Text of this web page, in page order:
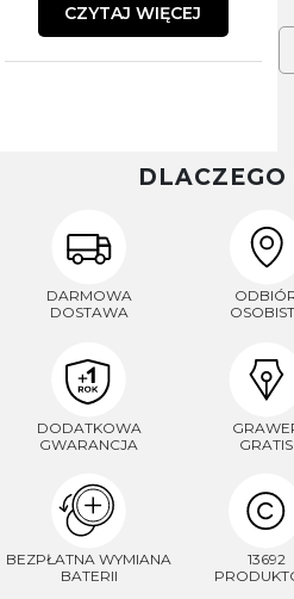
CZYTAJ WIĘCEJ
DLACZEGO
DARMOWA
DOSTAWA
DODATKOWA
GWARANCJA
GRATIS
BEZPŁATNA WYMIANA
BATERII
13692